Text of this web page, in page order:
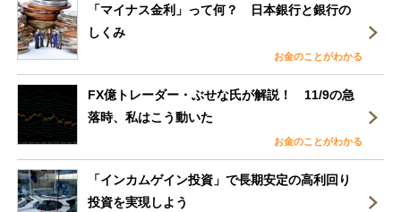
「マイナス金利」って何？ 日本銀行と銀行の
しくみ
お金のことがわかる
FX億トレーダー・ぶせな氏が解説！ 11/9の急
落時、私はこう動いた
お金のことがわかる
「インカムゲイン投資」で長期安定の高利回り
投資を実現しよう